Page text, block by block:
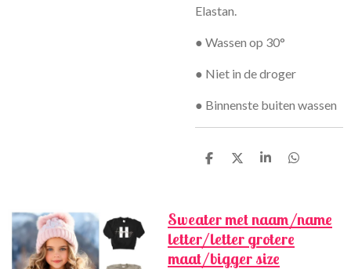
Elastan.
● Wassen op 30°
● Niet in de droger
● Binnenste buiten wassen
D
D
S
D
n
Sweater met naam/name
letter/letter grotere
maat/bigger size